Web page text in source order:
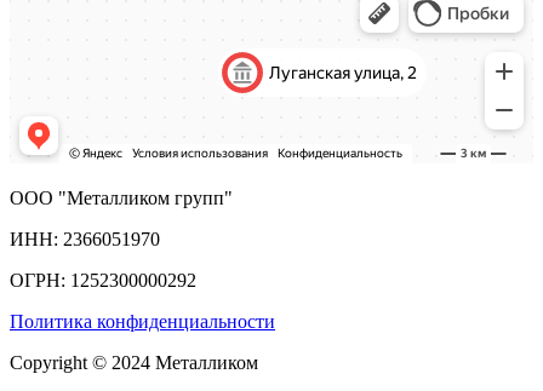
ООО "Металликом групп"
ИНН: 2366051970
ОГРН: 1252300000292
Политика конфиденциальности
Copyright © 2024 Металликом